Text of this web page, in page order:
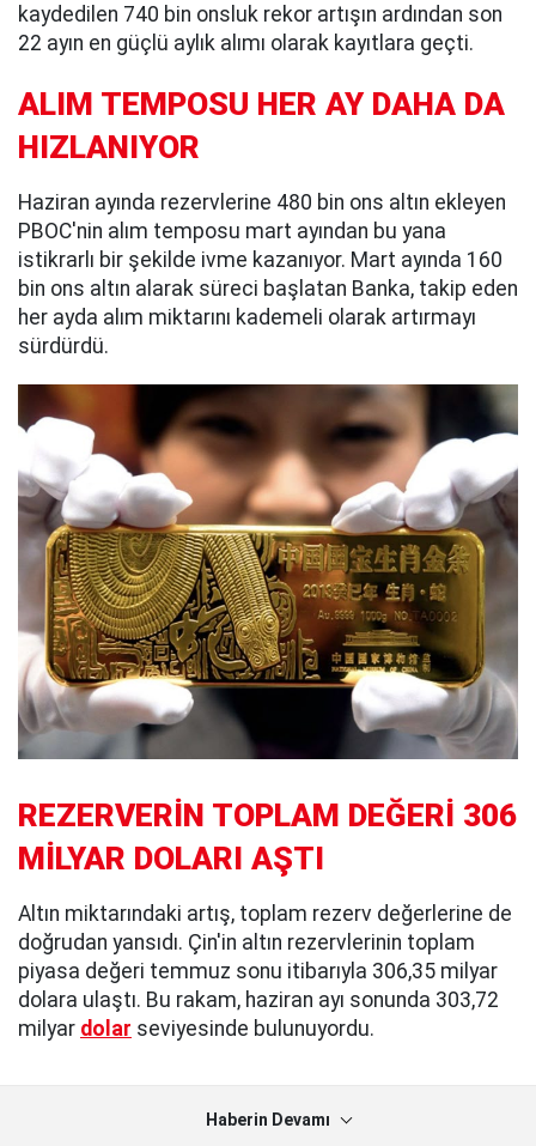
kaydedilen 740 bin onsluk rekor artışın ardından son
22 ayın en güçlü aylık alımı olarak kayıtlara geçti.
ALIM TEMPOSU HER AY DAHA DA
HIZLANIYOR
Haziran ayında rezervlerine 480 bin ons altın ekleyen
PBOC'nin alım temposu mart ayından bu yana
istikrarlı bir şekilde ivme kazanıyor. Mart ayında 160
bin ons altın alarak süreci başlatan Banka, takip eden
her ayda alım miktarını kademeli olarak artırmayı
sürdürdü.
REZERVERİN TOPLAM DEĞERİ 306
MİLYAR DOLARI AŞTI
Altın miktarındaki artış, toplam rezerv değerlerine de
doğrudan yansıdı. Çin'in altın rezervlerinin toplam
piyasa değeri temmuz sonu itibarıyla 306,35 milyar
dolara ulaştı. Bu rakam, haziran ayı sonunda 303,72
milyar dolar seviyesinde bulunuyordu.
Haberin Devamı